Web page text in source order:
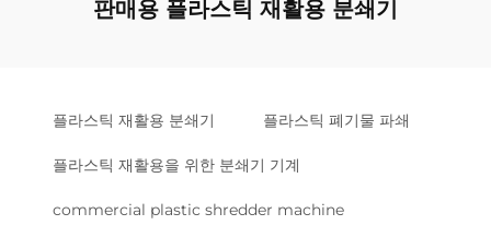
판매용 플라스틱 재활용 분쇄기
플라스틱 재활용 분쇄기 플라스틱 폐기물 파쇄
플라스틱 재활용을 위한 분쇄기 기계
commercial plastic shredder machine